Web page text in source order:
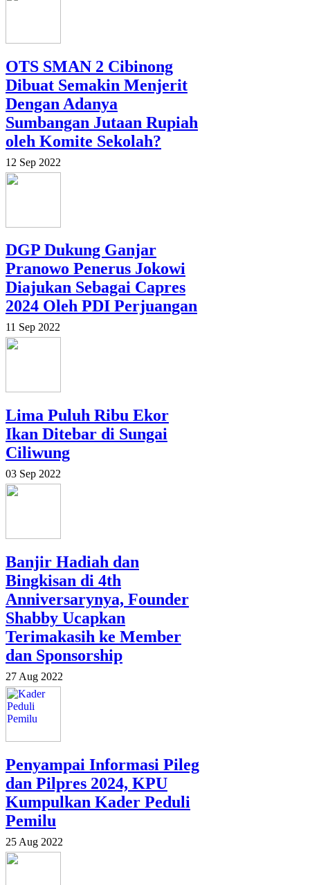
OTS SMAN 2 Cibinong
Dibuat Semakin Menjerit
Dengan Adanya
Sumbangan Jutaan Rupiah
oleh Komite Sekolah?
12 Sep 2022
DGP Dukung Ganjar
Pranowo Penerus Jokowi
Diajukan Sebagai Capres
2024 Oleh PDI Perjuangan
11 Sep 2022
Lima Puluh Ribu Ekor
Ikan Ditebar di Sungai
Ciliwung
03 Sep 2022
Banjir Hadiah dan
Bingkisan di 4th
Anniversarynya, Founder
Shabby Ucapkan
Terimakasih ke Member
dan Sponsorship
27 Aug 2022
Penyampai Informasi Pileg
dan Pilpres 2024, KPU
Kumpulkan Kader Peduli
Pemilu
25 Aug 2022